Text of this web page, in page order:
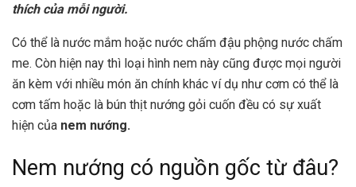
thích của mỗi người.
Có thể là nước mắm hoặc nước chấm đậu phộng nước chấm
me. Còn hiện nay thì loại hình nem này cũng được mọi người
ăn kèm với nhiều món ăn chính khác ví dụ như cơm có thể là
cơm tấm hoặc là bún thịt nướng gỏi cuốn đều có sự xuất
hiện của nem nướng.
Nem nướng có nguồn gốc từ đâu?